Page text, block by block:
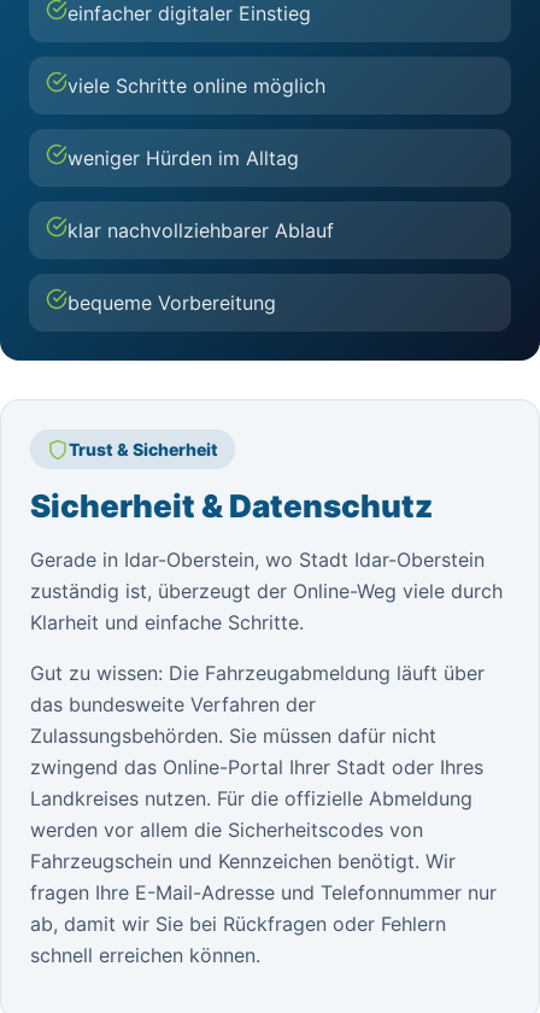
einfacher digitaler Einstieg
viele Schritte online möglich
weniger Hürden im Alltag
klar nachvollziehbarer Ablauf
bequeme Vorbereitung
Trust & Sicherheit
Sicherheit & Datenschutz
Gerade in Idar-Oberstein, wo Stadt Idar-Oberstein
zuständig ist, überzeugt der Online-Weg viele durch
Klarheit und einfache Schritte.
Gut zu wissen: Die Fahrzeugabmeldung läuft über
das bundesweite Verfahren der
Zulassungsbehörden. Sie müssen dafür nicht
zwingend das Online-Portal Ihrer Stadt oder Ihres
Landkreises nutzen. Für die offizielle Abmeldung
werden vor allem die Sicherheitscodes von
Fahrzeugschein und Kennzeichen benötigt. Wir
fragen Ihre E-Mail-Adresse und Telefonnummer nur
ab, damit wir Sie bei Rückfragen oder Fehlern
schnell erreichen können.